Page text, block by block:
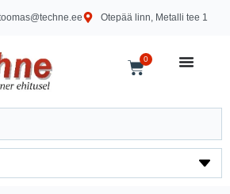
Otepää linn, Metalli tee 1
0